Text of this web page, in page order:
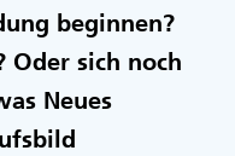
beginnen?
Oder sich noch
Neues